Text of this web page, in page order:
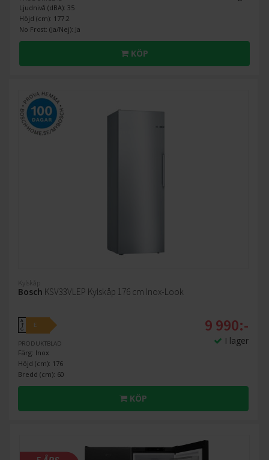
Ljudnivå (dBA): 35
Höjd (cm): 177.2
No Frost: (Ja/Nej): Ja
KÖP
Kylskåp
Bosch KSV33VLEP Kylskåp 176 cm Inox-Look
A
↑
G
E
PRODUKTBLAD
Färg: Inox
Höjd (cm): 176
Bredd (cm): 60
9 990:-
I lager
KÖP